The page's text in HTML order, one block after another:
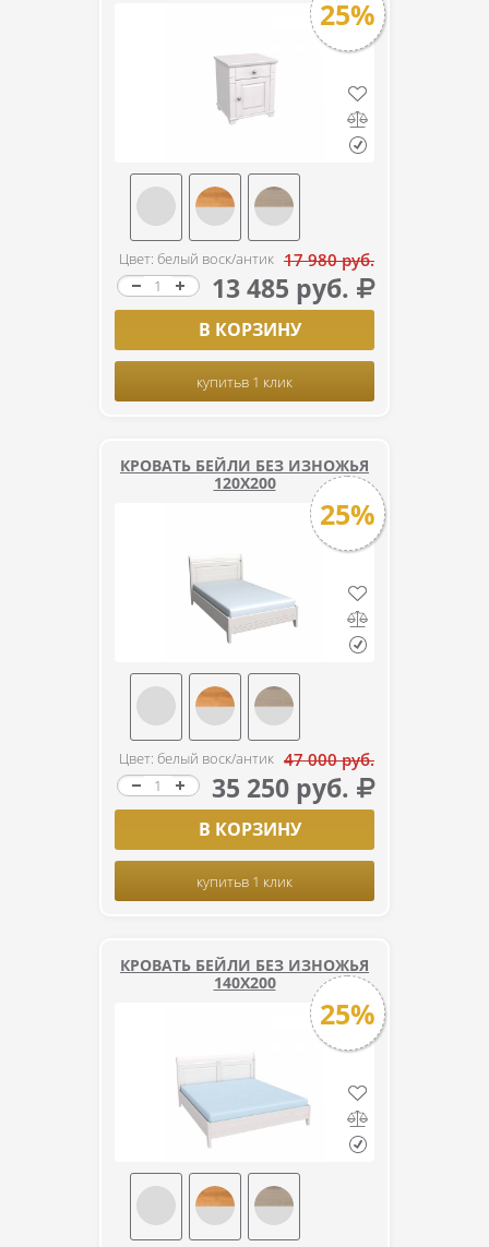
25%
Цвет: белый воск/антик 17 980 руб.
13 485 руб.
В КОРЗИНУ
купитьв 1 клик
КРОВАТЬ БЕЙЛИ БЕЗ ИЗНОЖЬЯ
120Х200
25%
Цвет: белый воск/антик 47 000 руб.
35 250 руб.
В КОРЗИНУ
купитьв 1 клик
КРОВАТЬ БЕЙЛИ БЕЗ ИЗНОЖЬЯ
140Х200
25%